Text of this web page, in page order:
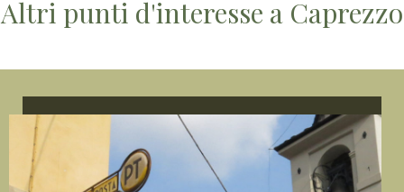
Altri punti d'interesse a Caprezzo